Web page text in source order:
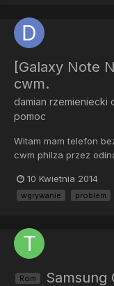
[Galaxy Note
cwm.
damian rzemieniecki
pomoc
Witam mam telefon
cwm philza przez
10 Kwietnia 2014
wgrywanie problem
Rom
Samsung